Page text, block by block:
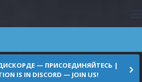
— ПРИСОЕДИНЯЙТЕСЬ |
IS IN DISCORD — JOIN US!